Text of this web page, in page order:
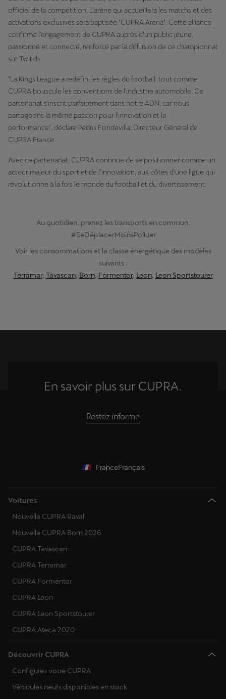
officiel de la compétition. L'arène qui accueillera les matchs et des
activations exclusives sera baptisée "CUPRA Arena". Cette alliance
confirme l’engagement de CUPRA auprès d’un public jeune,
passionné et connecté, renforcé par la diffusion de ce championnat
sur Twitch.
"La Kings League a redéfini les règles du football, tout comme
CUPRA bouscule les conventions de l'industrie automobile. Ce
partenariat s'inscrit parfaitement dans notre ADN, car nous
partageons la même passion pour l'innovation et la
performance", déclare Pedro Fondevilla, Directeur Général de
CUPRA France.
Avec ce partenariat, CUPRA continue de se positionner comme un
acteur majeur du sport et de l’innovation, aux côtés d’une ligue qui
révolutionne à la fois le monde du football et du divertissement.
Au quotidien, prenez les transports en commun.
#SeDéplacerMoinsPolluer
Voir les consommations et la classe énergétique des modèles
suivants :
Terramar, Tavascan, Born, Formentor, Leon, Leon Sportstourer
En savoir plus sur CUPRA.
Restez informé
FranceFrançais
Voitures
Nouvelle CUPRA Raval
Nouvelle CUPRA Born 2026
CUPRA Tavascan
CUPRA Terramar
CUPRA Formentor
CUPRA Leon
CUPRA Leon Sportstourer
CUPRA Ateca 2020
Découvrir CUPRA
Configurez votre CUPRA
Véhicules neufs disponibles en stock